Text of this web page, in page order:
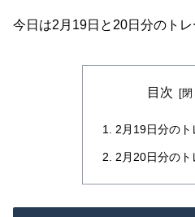
今日は2月19日と20日分のトレ
目次
2月19日分の
2月20日分の